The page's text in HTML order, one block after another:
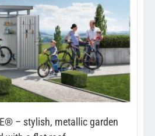
THIS
PRODUCT
HAS
MULTIPLE
VARIANTS.
THE
OPTIONS
BE
CHOSEN
/ DETAILS
– stylish, metallic garden